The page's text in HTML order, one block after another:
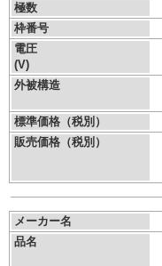
極数
枠番号
電圧
(V)
外被構造
標準価格（税別）
販売価格（税別）
メーカー名
品名